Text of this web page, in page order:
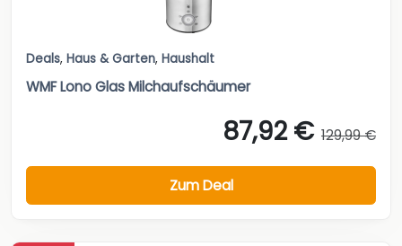
Deals, Haus & Garten, Haushalt
WMF Lono Glas Milchaufschäumer
87,92 € 129,99 €
Zum Deal